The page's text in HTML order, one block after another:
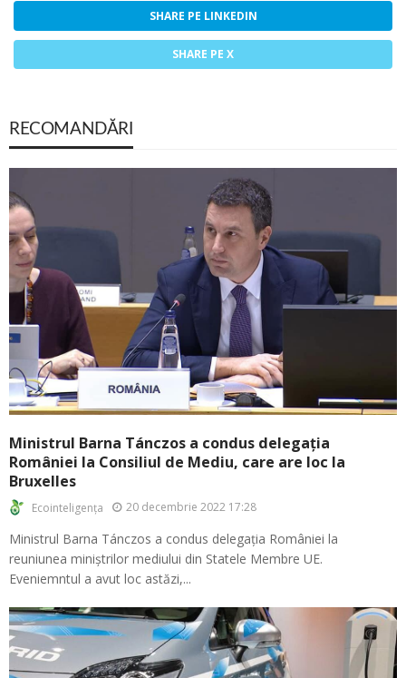
SHARE PE LINKEDIN
SHARE PE X
RECOMANDĂRI
Ministrul Barna Tánczos a condus delegația
României la Consiliul de Mediu, care are loc la
Bruxelles
Ecointeligența 20 decembrie 2022 17:28
Ministrul Barna Tánczos a condus delegația României la
reuniunea miniștrilor mediului din Statele Membre UE.
Eveniemntul a avut loc astăzi,...